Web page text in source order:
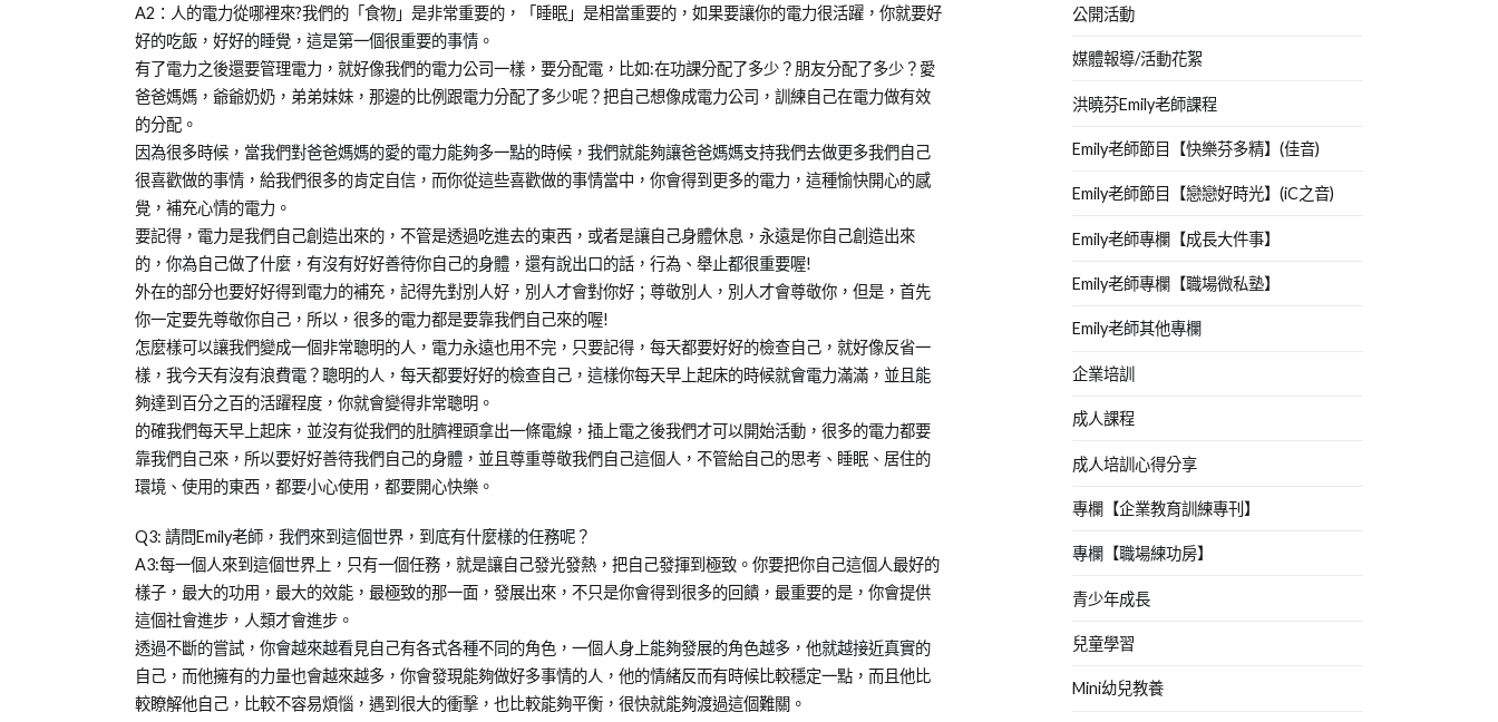
A2：人的電力從哪裡來?我們的「食物」是非常重要的，「睡眠」是相當重要的，如果要讓你的電力很活躍，你就要好
好的吃飯，好好的睡覺，這是第一個很重要的事情。
有了電力之後還要管理電力，就好像我們的電力公司一樣，要分配電，比如:在功課分配了多少？朋友分配了多少？愛
爸爸媽媽，爺爺奶奶，弟弟妹妹，那邊的比例跟電力分配了多少呢？把自己想像成電力公司，訓練自己在電力做有效
的分配。
因為很多時候，當我們對爸爸媽媽的愛的電力能夠多一點的時候，我們就能夠讓爸爸媽媽支持我們去做更多我們自己
很喜歡做的事情，給我們很多的肯定自信，而你從這些喜歡做的事情當中，你會得到更多的電力，這種愉快開心的感
覺，補充心情的電力。
要記得，電力是我們自己創造出來的，不管是透過吃進去的東西，或者是讓自己身體休息，永遠是你自己創造出來
的，你為自己做了什麼，有沒有好好善待你自己的身體，還有說出口的話，行為、舉止都很重要喔!
外在的部分也要好好得到電力的補充，記得先對別人好，別人才會對你好；尊敬別人，別人才會尊敬你，但是，首先
你一定要先尊敬你自己，所以，很多的電力都是要靠我們自己來的喔!
怎麼樣可以讓我們變成一個非常聰明的人，電力永遠也用不完，只要記得，每天都要好好的檢查自己，就好像反省一
樣，我今天有沒有浪費電？聰明的人，每天都要好好的檢查自己，這樣你每天早上起床的時候就會電力滿滿，並且能
夠達到百分之百的活躍程度，你就會變得非常聰明。
的確我們每天早上起床，並沒有從我們的肚臍裡頭拿出一條電線，插上電之後我們才可以開始活動，很多的電力都要
靠我們自己來，所以要好好善待我們自己的身體，並且尊重尊敬我們自己這個人，不管給自己的思考、睡眠、居住的
環境、使用的東西，都要小心使用，都要開心快樂。
Q3: 請問Emily老師，我們來到這個世界，到底有什麼樣的任務呢？
A3:每一個人來到這個世界上，只有一個任務，就是讓自己發光發熱，把自己發揮到極致。你要把你自己這個人最好的
樣子，最大的功用，最大的效能，最極致的那一面，發展出來，不只是你會得到很多的回饋，最重要的是，你會提供
這個社會進步，人類才會進步。
透過不斷的嘗試，你會越來越看見自己有各式各種不同的角色，一個人身上能夠發展的角色越多，他就越接近真實的
自己，而他擁有的力量也會越來越多，你會發現能夠做好多事情的人，他的情緒反而有時候比較穩定一點，而且他比
較瞭解他自己，比較不容易煩惱，遇到很大的衝擊，也比較能夠平衡，很快就能夠渡過這個難關。
公開活動
媒體報導/活動花絮
洪曉芬Emily老師課程
Emily老師節目【快樂芬多精】(佳音)
Emily老師節目【戀戀好時光】(iC之音)
Emily老師專欄【成長大件事】
Emily老師專欄【職場微私塾】
Emily老師其他專欄
企業培訓
成人課程
成人培訓心得分享
專欄【企業教育訓練專刊】
專欄【職場練功房】
青少年成長
兒童學習
Mini幼兒教養